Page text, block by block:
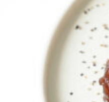
CULTURE